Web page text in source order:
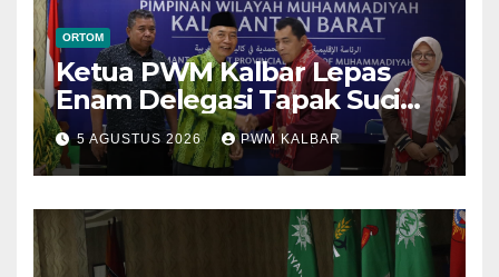
ORTOM
Ketua PWM Kalbar Lepas
Enam Delegasi Tapak Suci
Menuju Muktamar XVI di
Semarang
5 AGUSTUS 2026 PWM KALBAR